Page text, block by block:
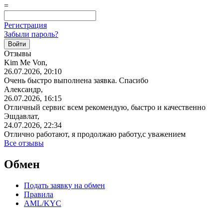
=
Регистрация
Забыли пароль?
Отзывы
Kim Me Von,
26.07.2026, 20:10
Очень быстро выполнена заявка. Спасибо
Александр,
26.07.2026, 16:15
Отличный сервис всем рекомендую, быстро и качественно
Эшдавлат,
24.07.2026, 22:34
Отлично работают, я продолжаю работу,с уважением
Все отзывы
Обмен
Подать заявку на обмен
Правила
AML/KYC